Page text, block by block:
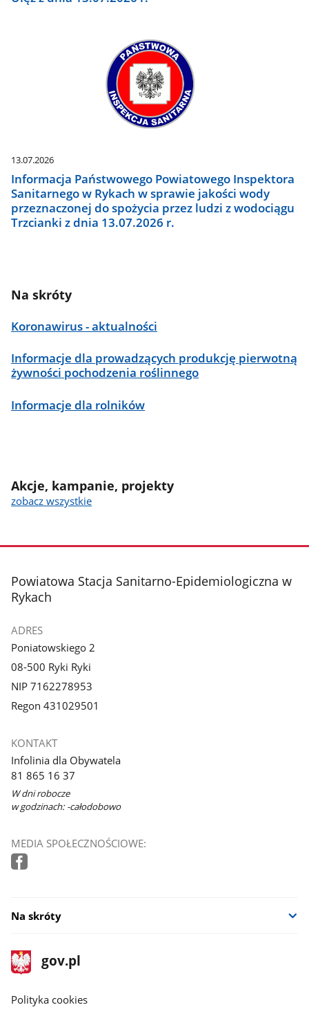
13.07.2026
Informacja Państwowego Powiatowego Inspektora
Sanitarnego w Rykach w sprawie jakości wody
przeznaczonej do spożycia przez ludzi z wodociągu
Trzcianki z dnia 13.07.2026 r.
Na skróty
Koronawirus - aktualności
Informacje dla prowadzących produkcję pierwotną
żywności pochodzenia roślinnego
Informacje dla rolników
Akcje, kampanie, projekty
zobacz wszystkie
stopka
Powiatowa Stacja Sanitarno-Epidemiologiczna w
Rykach
ADRES
Poniatowskiego 2
08-500 Ryki Ryki
NIP 7162278953
Regon 431029501
KONTAKT
Infolinia dla Obywatela
81 865 16 37
W dni robocze
w godzinach: -całodobowo
MEDIA SPOŁECZNOŚCIOWE:
Na skróty
stopka
gov.pl
Strona
gov.pl
gov.pl
Polityka cookies